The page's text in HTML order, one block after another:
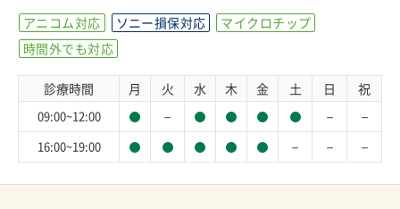
アニコム対応 ソニー損保対応
マイクロチップ
時間外でも対応
診療時間 月 火 水 木 金 土 日 祝
09:00~12:00 － － －
16:00~19:00 － － －